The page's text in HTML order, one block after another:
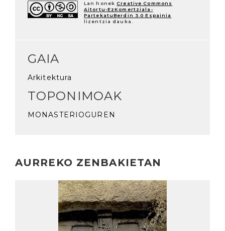
Lan honek Creative Commons
Aitortu-EzKomertziala-
PartekatuBerdin 3.0 Espainia
lizentzia dauka.
GAIA
Arkitektura
TOPONIMOAK
MONASTERIOGUREN
AURREKO ZENBAKIETAN